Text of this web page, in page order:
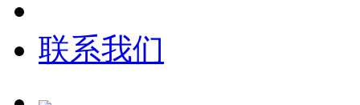
联系我们